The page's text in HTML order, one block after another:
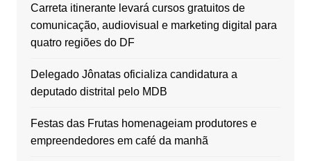
Carreta itinerante levará cursos gratuitos de
comunicação, audiovisual e marketing digital para
quatro regiões do DF
Delegado Jônatas oficializa candidatura a
deputado distrital pelo MDB
Festas das Frutas homenageiam produtores e
empreendedores em café da manhã